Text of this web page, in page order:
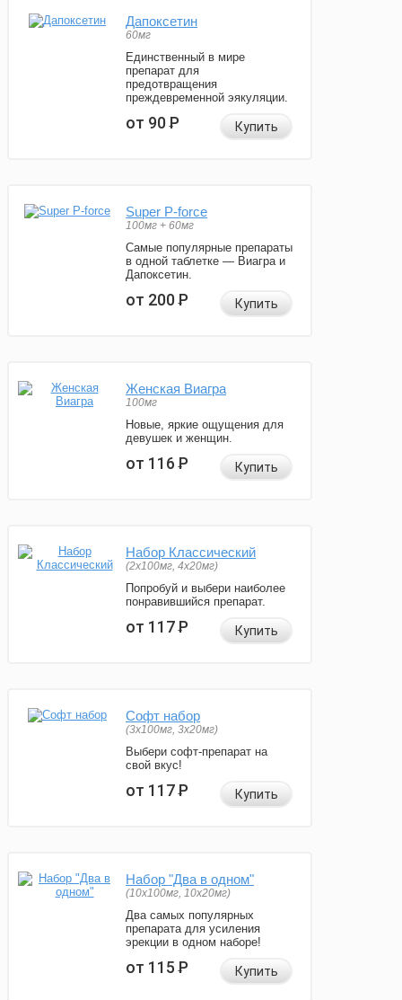
Дапоксетин
60мг
Единственный в мире
препарат для
предотвращения
преждевременной эякуляции.
от 90Р Купить
Super P-force
100мг + 60мг
Самые популярные препараты
в одной таблетке — Виагра и
Дапоксетин.
от 200Р Купить
Женская Виагра
100мг
Новые, яркие ощущения для
девушек и женщин.
от 116Р Купить
Набор Классический
(2x100мг, 4x20мг)
Попробуй и выбери наиболее
понравившийся препарат.
от 117Р Купить
Софт набор
(3x100мг, 3x20мг)
Выбери софт-препарат на
свой вкус!
от 117Р Купить
Набор "Два в одном"
(10x100мг, 10x20мг)
Два самых популярных
препарата для усиления
эрекции в одном наборе!
от 115Р Купить